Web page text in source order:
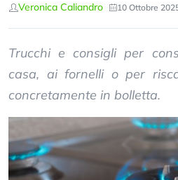
Veronica Caliandro 10 Ottobre
Trucchi e consigli per
casa, ai fornelli o per
concretamente in bolletta.